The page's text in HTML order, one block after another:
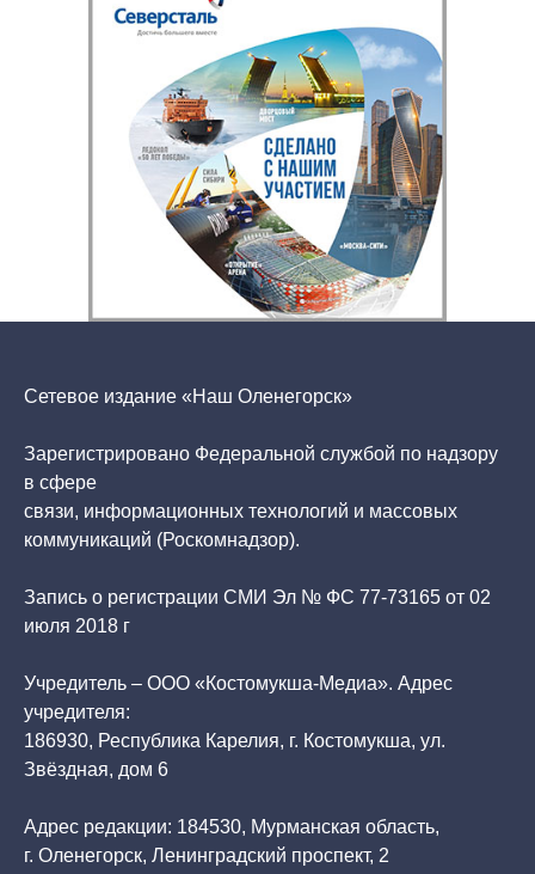
Сетевое издание «Наш Оленегорск»
Зарегистрировано Федеральной службой по надзору
в сфере
связи, информационных технологий и массовых
коммуникаций (Роскомнадзор).
Запись о регистрации СМИ Эл № ФС 77-73165 от 02
июля 2018 г
Учредитель – ООО «Костомукша-Медиа». Адрес
учредителя:
186930, Республика Карелия, г. Костомукша, ул.
Звёздная, дом 6
Адрес редакции: 184530, Мурманская область,
г. Оленегорск, Ленинградский проспект, 2